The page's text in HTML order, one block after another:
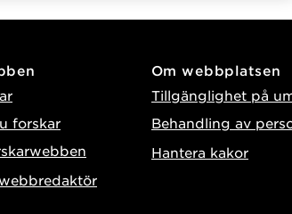
forskar
Om webbplatsen
Tillgänglighet på
Behandling av
Hantera kakor